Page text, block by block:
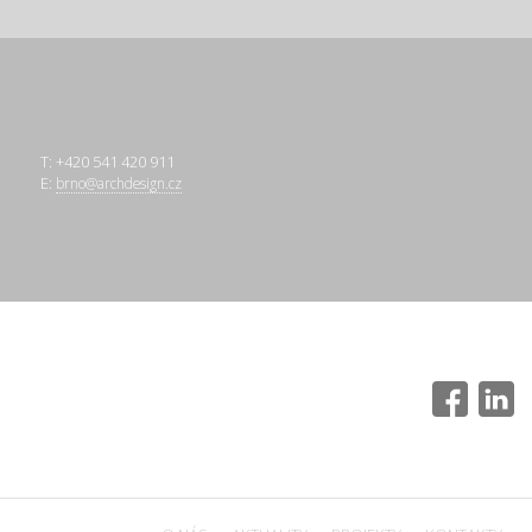
T: +420 541 420 911
E: brno@archdesign.cz